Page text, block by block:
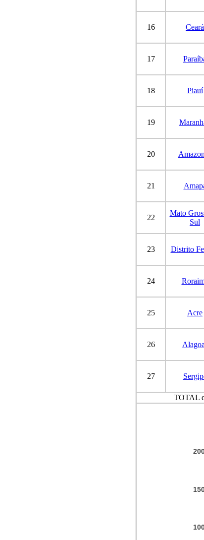
16 Ceará
17
18 Piauí
19
20
21
22
Mato
Sul
23 Distrito
24
25 Acre
26
27
TOTAL